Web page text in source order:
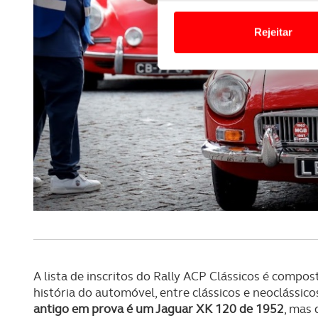
Usamos cookies para
funcionalidades de redes
Adicionalmente partilhamos
e organizações na UE e em
O ACP garantirá que as
consentimento e quando tal
Realçamos que o bloqueio
Rejeitar
A lista de inscritos do Rally ACP Clássicos é
história do automóvel, entre clássicos e
antigo em prova é um Jaguar XK 120 de 1952, mas